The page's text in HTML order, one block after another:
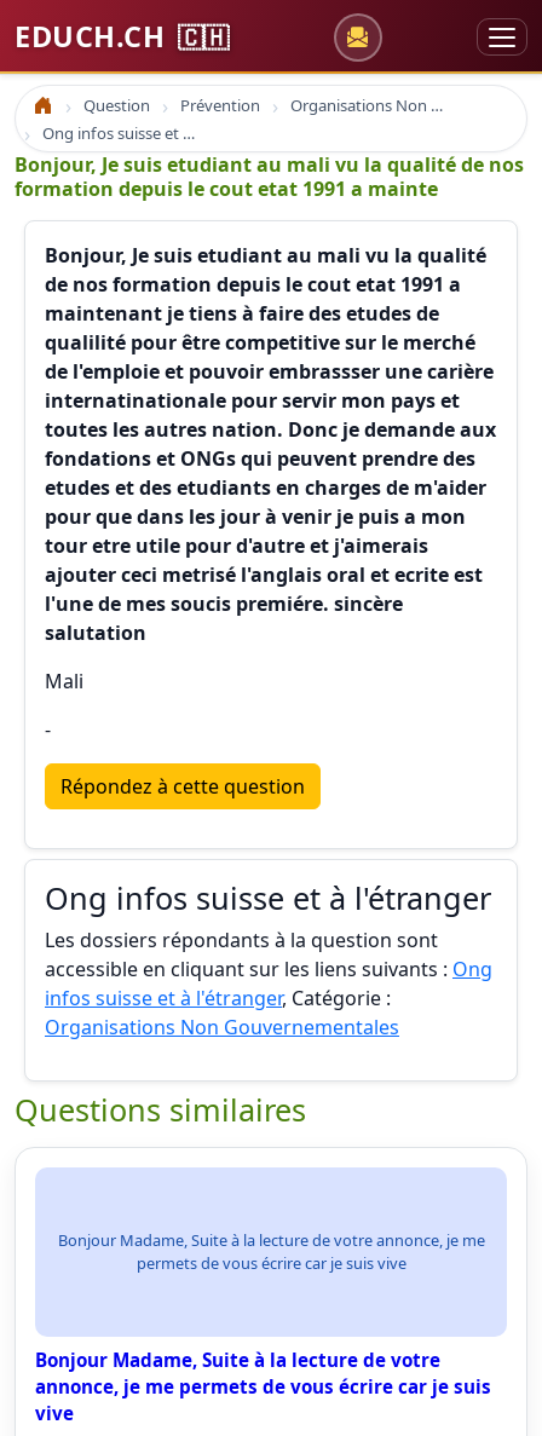
EDUCH.CH 🇨🇭
Accueil Question Prévention
Organisations Non Gouvernementales
Ong infos suisse et à l'étranger
Bonjour, Je suis etudiant au mali vu la qualité de nos
formation depuis le cout etat 1991 a mainte
Bonjour, Je suis etudiant au mali vu la qualité
de nos formation depuis le cout etat 1991 a
maintenant je tiens à faire des etudes de
qualilité pour être competitive sur le merché
de l'emploie et pouvoir embrassser une carière
internatinationale pour servir mon pays et
toutes les autres nation. Donc je demande aux
fondations et ONGs qui peuvent prendre des
etudes et des etudiants en charges de m'aider
pour que dans les jour à venir je puis a mon
tour etre utile pour d'autre et j'aimerais
ajouter ceci metrisé l'anglais oral et ecrite est
l'une de mes soucis premiére. sincère
salutation
Mali
-
Répondez à cette question
Ong infos suisse et à l'étranger
Les dossiers répondants à la question sont
accessible en cliquant sur les liens suivants : Ong
infos suisse et à l'étranger, Catégorie :
Organisations Non Gouvernementales
Questions similaires
Bonjour Madame, Suite à la lecture de votre annonce, je me
permets de vous écrire car je suis vive
Bonjour Madame, Suite à la lecture de votre
annonce, je me permets de vous écrire car je suis
vive